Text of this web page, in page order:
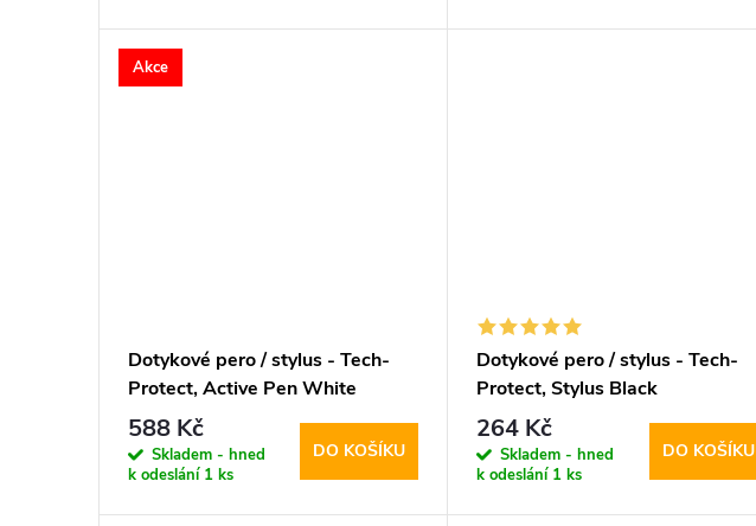
Akce
Dotykové pero / stylus - Tech-
Protect, Active Pen White
588 Kč
Skladem - hned
k odeslání 1 ks
DO KOŠÍKU
Dotykové pero / stylus - Tech-
Protect, Stylus Black
264 Kč
Skladem - hned
k odeslání 1 ks
DO KOŠÍKU